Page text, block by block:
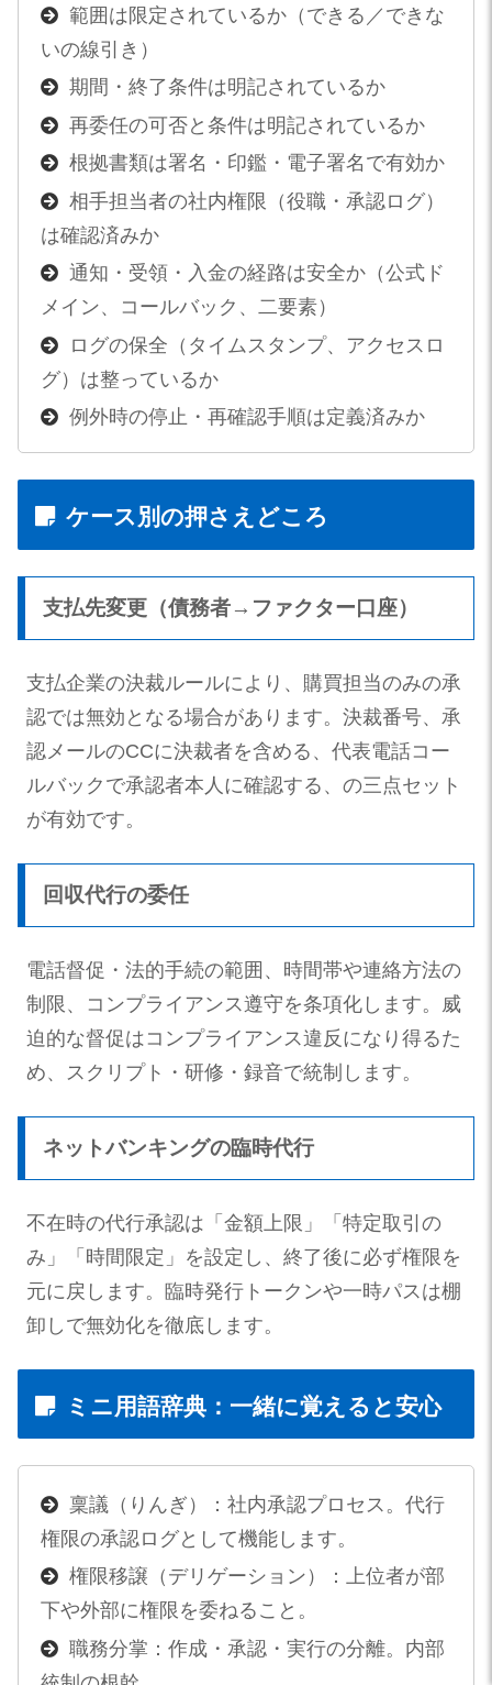
範囲は限定されているか（できる／できな
いの線引き）
期間・終了条件は明記されているか
再委任の可否と条件は明記されているか
根拠書類は署名・印鑑・電子署名で有効か
相手担当者の社内権限（役職・承認ログ）
は確認済みか
通知・受領・入金の経路は安全か（公式ド
メイン、コールバック、二要素）
ログの保全（タイムスタンプ、アクセスロ
グ）は整っているか
例外時の停止・再確認手順は定義済みか
ケース別の押さえどころ
支払先変更（債務者→ファクター口座）
支払企業の決裁ルールにより、購買担当のみの承
認では無効となる場合があります。決裁番号、承
認メールのCCに決裁者を含める、代表電話コー
ルバックで承認者本人に確認する、の三点セット
が有効です。
回収代行の委任
電話督促・法的手続の範囲、時間帯や連絡方法の
制限、コンプライアンス遵守を条項化します。威
迫的な督促はコンプライアンス違反になり得るた
め、スクリプト・研修・録音で統制します。
ネットバンキングの臨時代行
不在時の代行承認は「金額上限」「特定取引の
み」「時間限定」を設定し、終了後に必ず権限を
元に戻します。臨時発行トークンや一時パスは棚
卸しで無効化を徹底します。
ミニ用語辞典：一緒に覚えると安心
稟議（りんぎ）：社内承認プロセス。代行
権限の承認ログとして機能します。
権限移譲（デリゲーション）：上位者が部
下や外部に権限を委ねること。
職務分掌：作成・承認・実行の分離。内部